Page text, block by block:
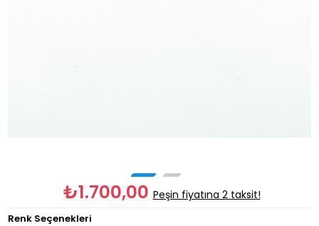
₺1.700,00 Peşin fiyatına 2 taksit!
Renk Seçenekleri